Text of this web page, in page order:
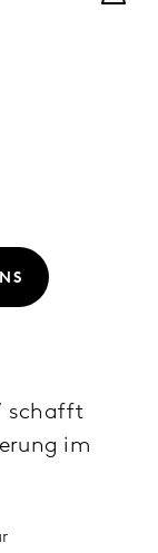
schafft
im